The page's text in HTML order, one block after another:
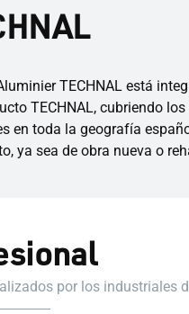
TECHNAL está
TECHNAL, cubriendo
en toda la geografía
ya sea de obra nueva o
por los industriales